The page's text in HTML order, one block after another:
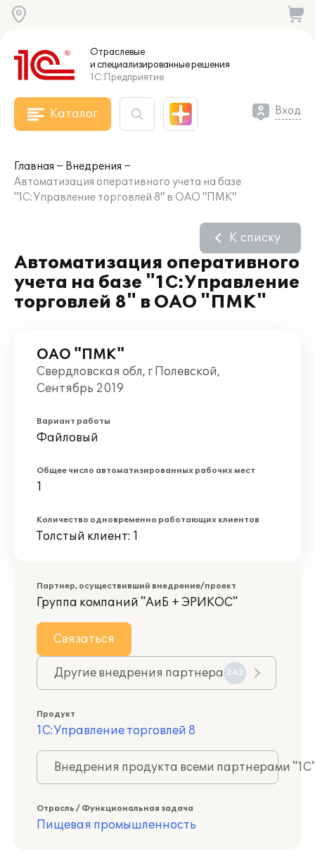
Отраслевые
и специализированныерешения
1С:Предприятие
Каталог Вход
Главная
Внедрения
Автоматизация оперативного учета на базе
"1С:Управление торговлей 8" в ОАО "ПМК"
Автоматизация оперативного
учета на базе "1С:Управление
торговлей 8" в ОАО "ПМК"
К списку
ОАО "ПМК"
Свердловская обл, г Полевской,
Сентябрь 2019
Вариант работы
Файловый
Общее число автоматизированных рабочих мест
1
Количество одновременно работающих клиентов
Толстый клиент: 1
Партнер, осуществивший внедрение/проект
Группа компаний "АиБ + ЭРИКОС"
Связаться
Другие внедрения партнера 242
Продукт
1С:Управление торговлей 8
Внедрения продукта всеми партнерами
Отрасль / Функциональная задача
Пищевая промышленность